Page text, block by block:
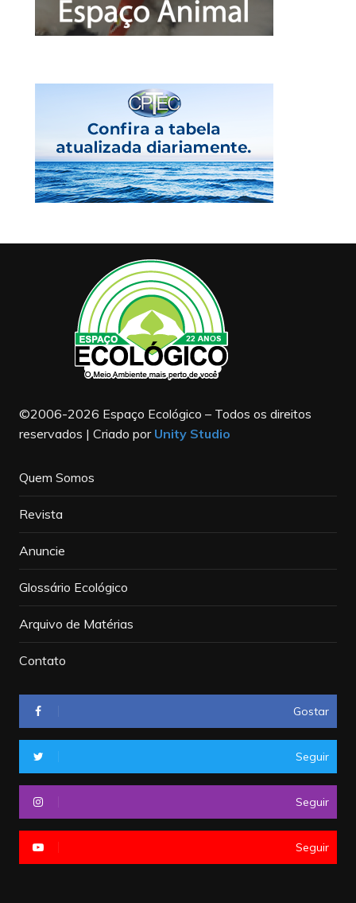
©2006-2026 Espaço Ecológico – Todos os direitos
reservados | Criado por Unity Studio
Quem Somos
Revista
Anuncie
Glossário Ecológico
Arquivo de Matérias
Contato
Gostar
Seguir
Seguir
Seguir